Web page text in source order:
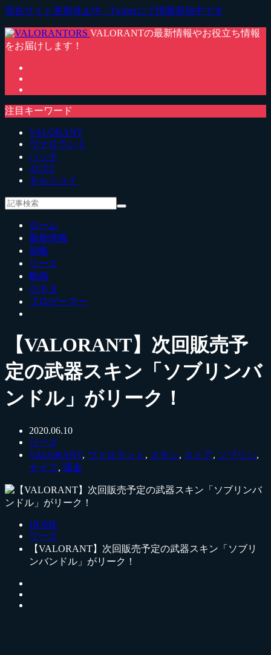
現在サイト更新休止中 - Twitterにて情報発信中です
VALORANTの最新情報やお役立ち情報
をお届けします！
注目キーワード
VALORANT
ヴァロラント
パッチ
ACT2
キルジョイ
ホーム
最新情報
攻略
リーク
動画
小ネタ
プロゲーマー
【VALORANT】次回販売予
定の武器スキン「ソブリンバ
ンドル」がリーク！
2020.06.10
リーク
VALORANT, ヴァロラント , スキン, ストア, ソブリン,
ナイフ, 課金
HOME
リーク
【VALORANT】次回販売予定の武器スキン「ソブリ
ンバンドル」がリーク！